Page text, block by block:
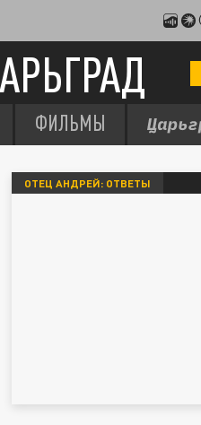
ФИЛЬМЫ
ОТЕЦ АНДРЕЙ: ОТВЕТЫ